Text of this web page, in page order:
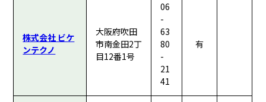
株式会社 ビケ
ンテクノ
大阪府吹田
市南金田2丁
目12番1号
06
-
63
80
-
21
41
有